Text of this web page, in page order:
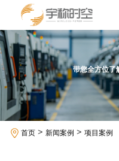
带您全方位了
首页> 新闻案例 > 项目案例